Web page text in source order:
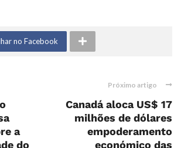
no Facebook
a
do
Próximo artigo
Canadá aloca US$ 17
milhões de dólares
empoderamento
económico das